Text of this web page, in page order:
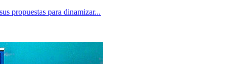
propuestas para dinamizar...